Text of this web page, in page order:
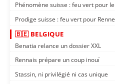
Phénomène suisse : feu vert pour le
Prodige suisse : feu vert pour
🇧🇪 BELGIQUE
Benatia relance un dossier XXL
Rennais prépare un coup inouï
Stassin, ni privilégié ni cas unique